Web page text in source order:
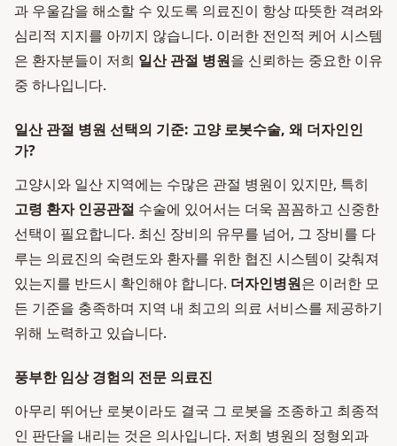
과 우울감을 해소할 수 있도록 의료진이 항상 따뜻한 격려와
심리적 지지를 아끼지 않습니다. 이러한 전인적 케어 시스템
은 환자분들이 저희 일산 관절 병원을 신뢰하는 중요한 이유
중 하나입니다.
일산 관절 병원 선택의 기준: 고양 로봇수술, 왜 더자인인
가?
고양시와 일산 지역에는 수많은 관절 병원이 있지만, 특히
고령 환자 인공관절 수술에 있어서는 더욱 꼼꼼하고 신중한
선택이 필요합니다. 최신 장비의 유무를 넘어, 그 장비를 다
루는 의료진의 숙련도와 환자를 위한 협진 시스템이 갖춰져
있는지를 반드시 확인해야 합니다. 더자인병원은 이러한 모
든 기준을 충족하며 지역 내 최고의 의료 서비스를 제공하기
위해 노력하고 있습니다.
풍부한 임상 경험의 전문 의료진
아무리 뛰어난 로봇이라도 결국 그 로봇을 조종하고 최종적
인 판단을 내리는 것은 의사입니다. 저희 병원의 정형외과